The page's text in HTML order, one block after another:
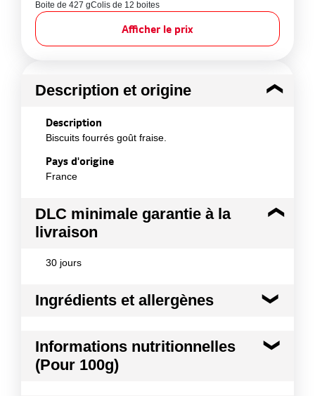
Boite de 427 gColis de 12 boites
Afficher le prix
Description et origine
Description
Biscuits fourrés goût fraise.
Pays d'origine
France
DLC minimale garantie à la
livraison
30 jours
Ingrédients et allergènes
Céréales [farine de blé (32%), farine complète de
blé (15 %), farine complète de seigle, farine
complète d¿orge)], sirop de glucose-fructose, sucre,
Informations nutritionnelles
(Pour 100g)